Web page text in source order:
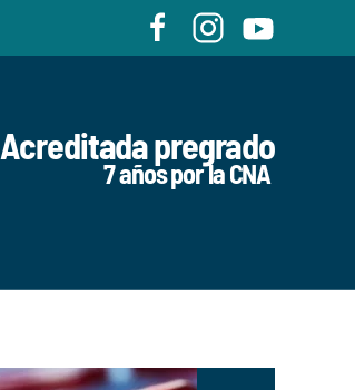
Acreditada pregrado
7 años por la CNA